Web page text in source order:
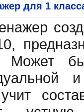
для 1
Может